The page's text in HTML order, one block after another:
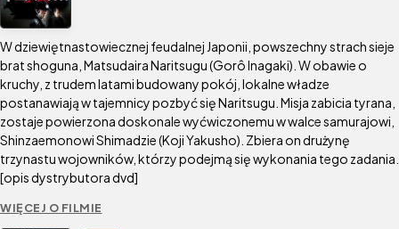
W dziewiętnastowiecznej feudalnej Japonii, powszechny strach sieje
brat shoguna, Matsudaira Naritsugu (Gorô Inagaki). W obawie o
kruchy, z trudem latami budowany pokój, lokalne władze
postanawiają w tajemnicy pozbyć się Naritsugu. Misja zabicia tyrana,
zostaje powierzona doskonale wyćwiczonemu w walce samurajowi,
Shinzaemonowi Shimadzie (Koji Yakusho). Zbiera on drużynę
trzynastu wojowników, którzy podejmą się wykonania tego zadania.
[opis dystrybutora dvd]
WIĘCEJ O FILMIE